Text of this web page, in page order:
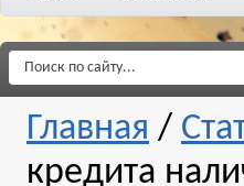
Главная /
кредита